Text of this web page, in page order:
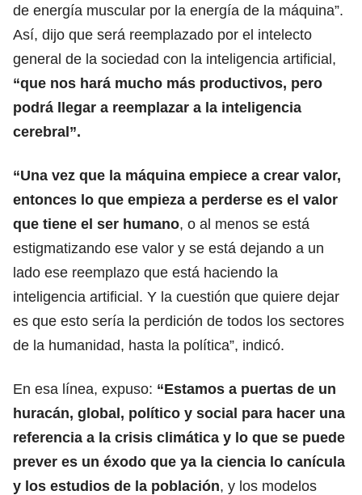
de energía muscular por la energía de la máquina”.
Así, dijo que será reemplazado por el intelecto
general de la sociedad con la inteligencia artificial,
“que nos hará mucho más productivos, pero
podrá llegar a reemplazar a la inteligencia
cerebral”.
“Una vez que la máquina empiece a crear valor,
entonces lo que empieza a perderse es el valor
que tiene el ser humano, o al menos se está
estigmatizando ese valor y se está dejando a un
lado ese reemplazo que está haciendo la
inteligencia artificial. Y la cuestión que quiere dejar
es que esto sería la perdición de todos los sectores
de la humanidad, hasta la política”, indicó.
En esa línea, expuso: “Estamos a puertas de un
huracán, global, político y social para hacer una
referencia a la crisis climática y lo que se puede
prever es un éxodo que ya la ciencia lo canícula
y los estudios de la población, y los modelos